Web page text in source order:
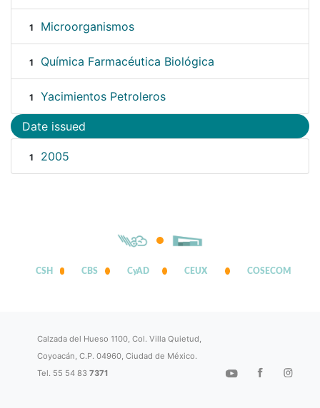
1 Microorganismos
1 Química Farmacéutica Biológica
1 Yacimientos Petroleros
Date issued
1 2005
CSH CBS CyAD CEUX COSECOM
Calzada del Hueso 1100, Col. Villa Quietud,
Coyoacán, C.P. 04960, Ciudad de México.
Tel. 55 54 837371